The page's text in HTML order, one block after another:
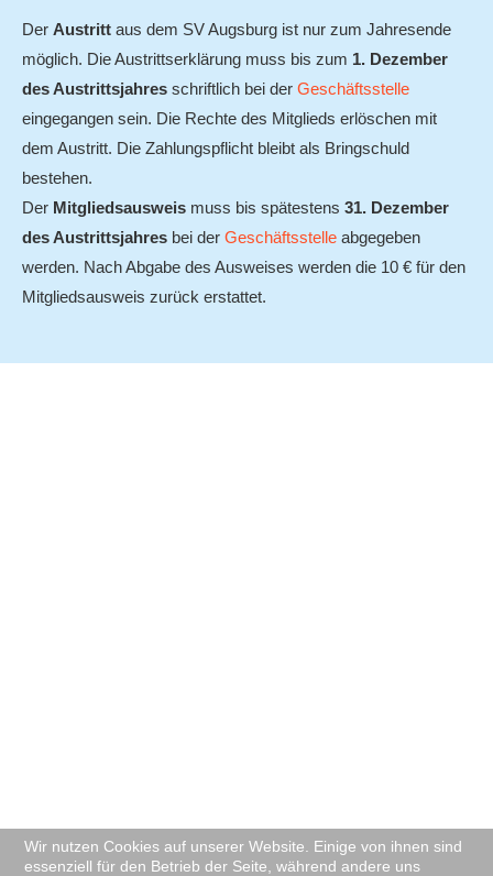
Der Austritt aus dem SV Augsburg ist nur zum Jahresende
möglich. Die Austrittserklärung muss bis zum 1. Dezember
des Austrittsjahres schriftlich bei der Geschäftsstelle
eingegangen sein. Die Rechte des Mitglieds erlöschen mit
dem Austritt. Die Zahlungspflicht bleibt als Bringschuld
bestehen.
Der Mitgliedsausweis muss bis spätestens 31. Dezember
des Austrittsjahres bei der Geschäftsstelle abgegeben
werden. Nach Abgabe des Ausweises werden die 10 € für den
Mitgliedsausweis zurück erstattet.
Wir nutzen Cookies auf unserer Website. Einige von ihnen sind
essenziell für den Betrieb der Seite, während andere uns